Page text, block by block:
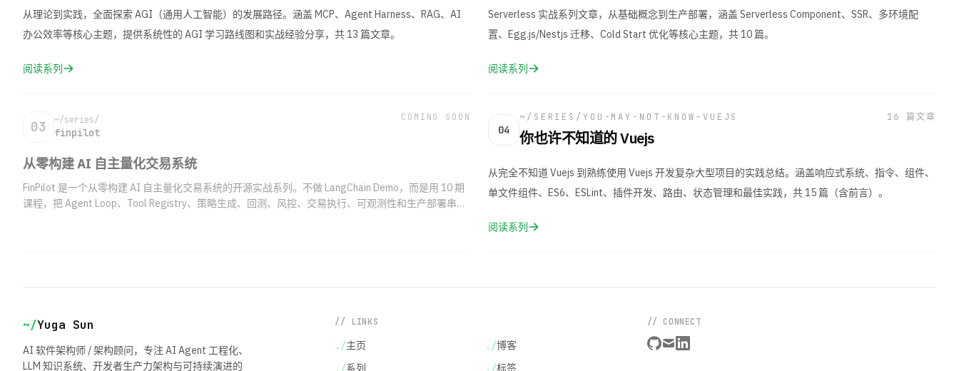
从理论到实践，全面探索 AGI（通用人工智能）的发展路径。涵盖 MCP、Agent Harness、RAG、AI
办公效率等核心主题，提供系统性的 AGI 学习路线图和实战经验分享，共 13 篇文章。
阅读系列
Serverless 实战系列文章，从基础概念到生产部署，涵盖 Serverless Component、SSR、多环境配
置、Egg.js/Nestjs 迁移、Cold Start 优化等核心主题，共 10 篇。
阅读系列
COMING SOON
03 ~/series/
finpilot
从零构建 AI 自主量化交易系统
FinPilot 是一个从零构建 AI 自主量化交易系统的开源实战系列。不做 LangChain Demo，而是用 10 期
课程，把 Agent Loop、Tool Registry、策略生成、回测、风控、交易执行、可观测性和生产部署串成
04
~/SERIES/ YOU-MAY-NOT-KNOW-VUEJS
你也许不知道的 Vuejs
16 篇文章
从完全不知道 Vuejs 到熟练使用 Vuejs 开发复杂大型项目的实践总结。涵盖响应式系统、指令、组件、
单文件组件、ES6、ESLint、插件开发、路由、状态管理和最佳实践，共 15 篇（含前言）。
阅读系列
~/Yuga Sun
AI 软件架构师 / 架构顾问，专注 AI Agent 工程化、
LLM 知识系统、开发者生产力架构与可持续演进的
// LINKS
./主页 ./博客
./系列 ./标签
// CONNECT
github
maillinkedin
标
关 关于